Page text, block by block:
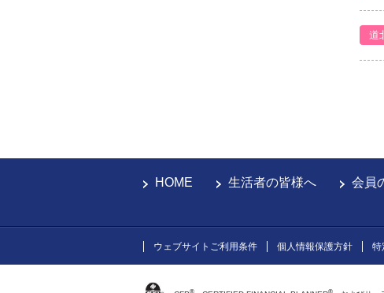
道
HOME 生活者の皆様へ 会員
ウェブサイトご利用条件 個人情報保護方針 特
® ®